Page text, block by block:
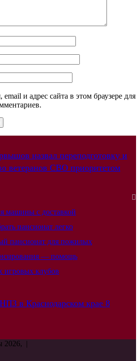
и адрес сайта в этом браузере для
назвал переподготовку и
ветеранов СВО приоритетом
машины с доставкой
пансионат легко
пансионат для пожилых
— помощь
игровых клубов
в Краснодарском крае 8
2026, |